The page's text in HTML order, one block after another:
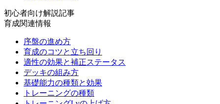
初心者向け解説記事
育成関連情報
序盤の進め方
育成のコツと立ち回り
適性の効果と補正ステータス
デッキの組み方
基礎能力の種類と効果
トレーニングの種類